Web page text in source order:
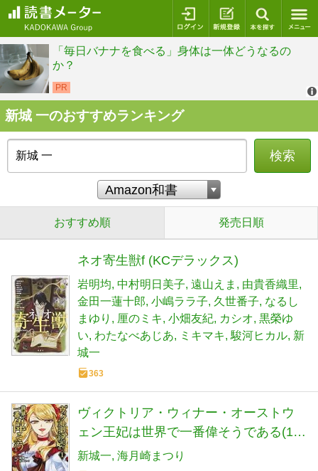
ログイン 新規登録
新城 一のおすすめランキング
検索
おすすめ順 発売日順
ネオ寄生獣f (KCデラックス)
岩明均 中村明日美子 遠山えま
由貴香織里
金田一蓮十郎 小嶋ララ子 久世番子 なるし
まゆり
厘のミキ 小畑友紀 カシオ 黒榮ゆ
い わたなべあじあ ミキマキ 駿河ヒカル 新
城一
363
ヴィクトリア・ウィナー・オーストウ
ェン王妃は世界で一番偉そうである(1)
(KCx)
新城一 海月崎まつり